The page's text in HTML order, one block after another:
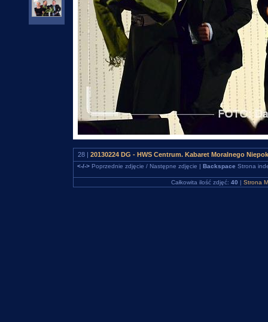
28 | 20130224 DG - HWS Centrum. Kabaret Moralnego
<-/->Poprzednie zdjęcie / Następne zdjęcie | Backspace Strona
Całkowita ilość zdjęć: 40 | Strona